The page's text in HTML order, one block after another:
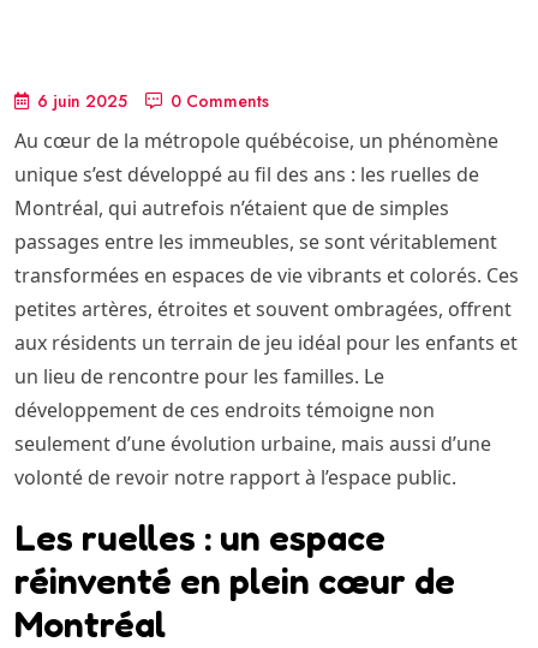
6 juin 2025 0 Comments
Au cœur de la métropole québécoise, un phénomène
unique s’est développé au fil des ans : les ruelles de
Montréal, qui autrefois n’étaient que de simples
passages entre les immeubles, se sont véritablement
transformées en espaces de vie vibrants et colorés. Ces
petites artères, étroites et souvent ombragées, offrent
aux résidents un terrain de jeu idéal pour les enfants et
un lieu de rencontre pour les familles. Le
développement de ces endroits témoigne non
seulement d’une évolution urbaine, mais aussi d’une
volonté de revoir notre rapport à l’espace public.
Les ruelles : un espace
réinventé en plein cœur de
Montréal